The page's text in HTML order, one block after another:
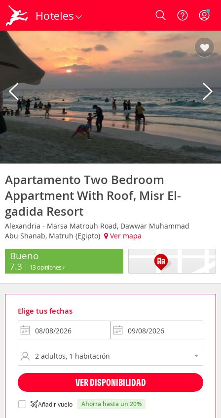
Hoteles Login
Apartamento Two Bedroom
Appartment With Roof, Misr El-
gadida Resort
Alexandria - Marsa Matrouh Road, Dawwar Muhammad
Abu Shanab, Matruh (Egipto)
Ver mapa
Bueno
7.3 13 opiniones
Elige tus fechas
VER DISPONIBILIDAD
Añadir vuelo ahorra hasta un 20%